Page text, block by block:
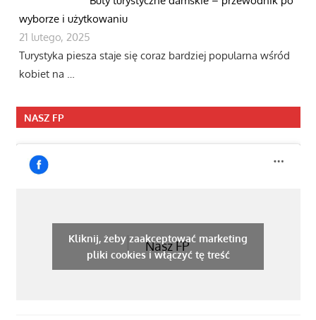
wyborze i użytkowaniu
21 lutego, 2025
Turystyka piesza staje się coraz bardziej popularna wśród
kobiet na …
NASZ FP
Nasz FP
Kliknij, żeby zaakceptować marketing
pliki cookies i włączyć tę treść